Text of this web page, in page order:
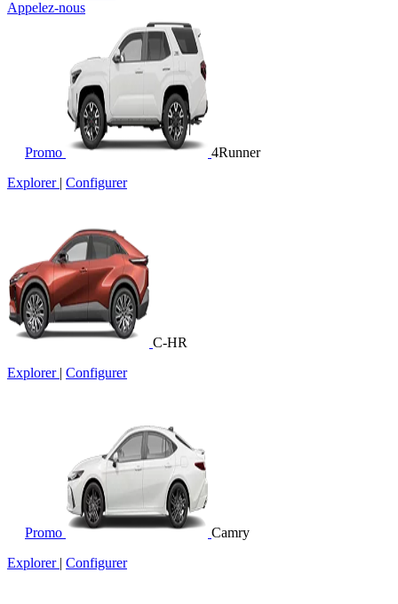
Appelez-nous
Promo
4Runner
Explorer | Configurer
C-HR
Explorer | Configurer
Promo
Camry
Explorer | Configurer